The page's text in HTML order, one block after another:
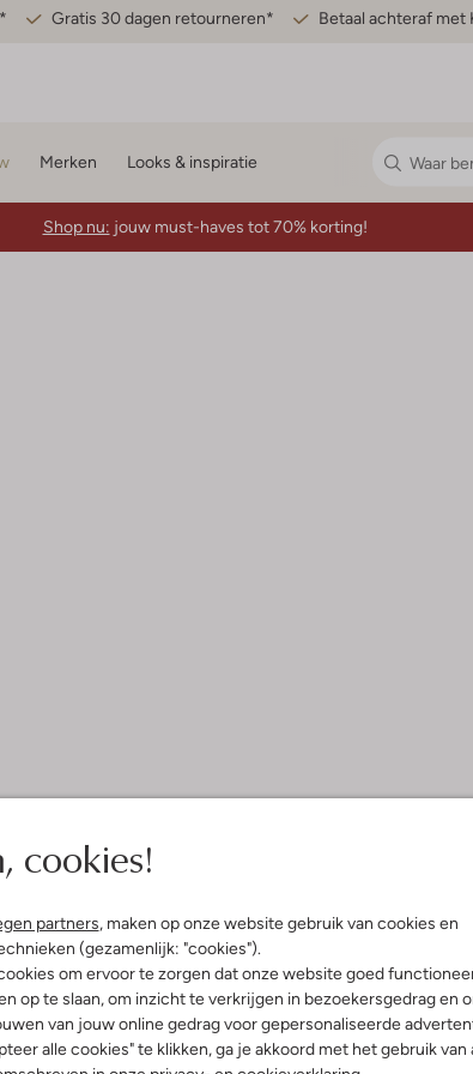
Gratis 30 dagen retourneren* Betaal achteraf met
cookies!
partners, maken op onze website gebruik van cookies en
(gezamenlijk: "cookies").
om ervoor te zorgen dat onze website goed
op te slaan, om inzicht te verkrijgen in bezoekersgedrag en
van jouw online gedrag voor gepersonaliseerde
alle cookies" te klikken, ga je akkoord met het gebruik van
Merken Looks & inspiratie
Shop nu: jouw must-haves tot 70% korting!